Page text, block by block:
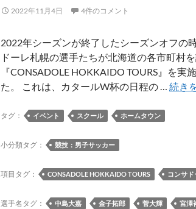
2022年11月4日 4件のコメント
2022年シーズンが終了したシーズンオフの
ドーレ札幌の選手たちが北海道の各市町村
『CONSADOLE HOKKAIDO TOURS』を実
た。 これは、カタールW杯の日程の … 続き
タグ： イベント スクール ホームタウン
小分類タグ： 競技：男子サッカー
項目タグ： CONSADOLE HOKKAIDO TOURS コンサ
選手名タグ： 中島大嘉 金子拓郎 菅大輝 宮澤